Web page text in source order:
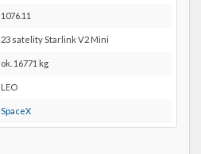
Maps
1076.11
23 satelity Starlink V2 Mini
ok. 16771 kg
LEO
SpaceX